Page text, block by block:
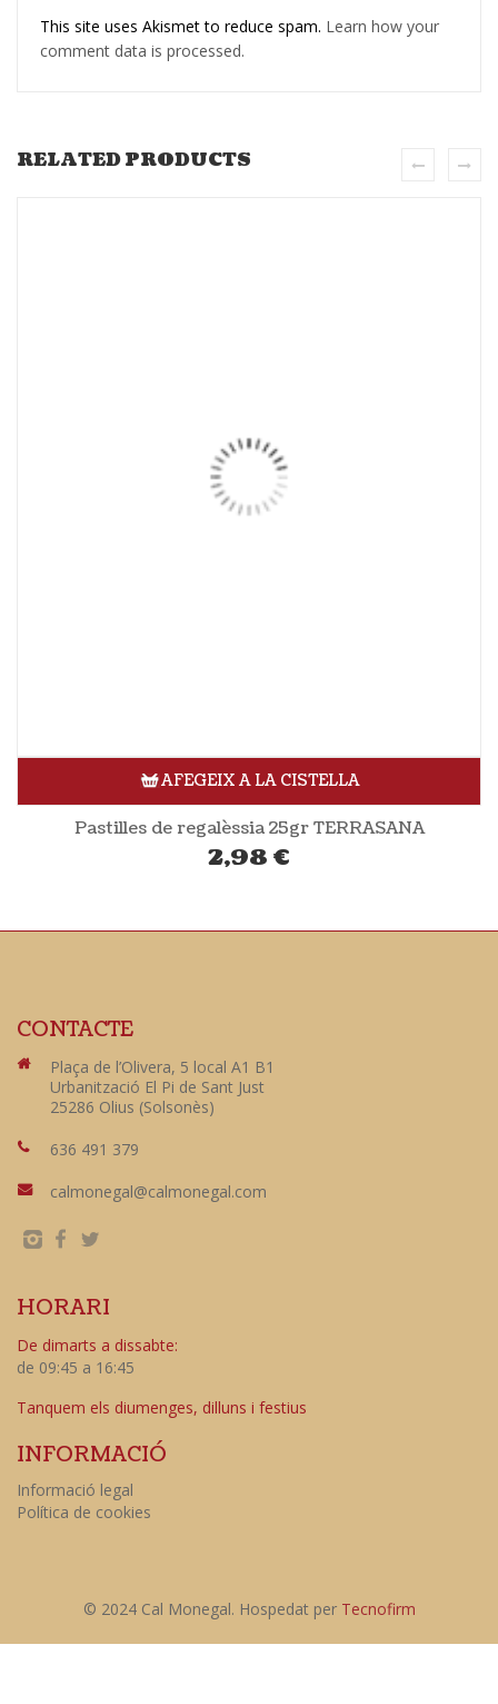
This site uses Akismet to reduce spam. Learn how your
comment data is processed.
RELATED PRODUCTS
AFEGEIX A LA CISTELLA
Pastilles de regalèssia 25gr TERRASANA
2,98 €
CONTACTE
Plaça de l’Olivera, 5 local A1 B1
Urbanització El Pi de Sant Just
25286 Olius (Solsonès)
636 491 379
calmonegal@calmonegal.com
HORARI
De dimarts a dissabte:
de 09:45 a 16:45
Tanquem els diumenges, dilluns i festius
INFORMACIÓ
Informació legal
Política de cookies
© 2024 Cal Monegal. Hospedat per Tecnofirm